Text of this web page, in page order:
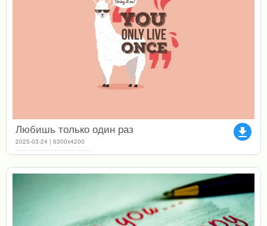
file_download
Любишь только один раз
2025-03-24 | 6300x4200